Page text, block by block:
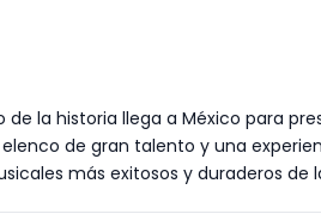
la historia llega a México para
de gran talento y una
más exitosos y duraderos de